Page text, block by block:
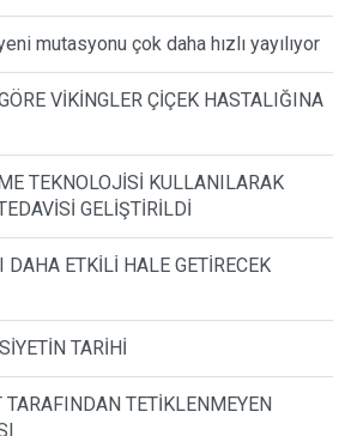
mutasyonu çok daha hızlı yayılıyor
VİKİNGLER ÇİÇEK HASTALIĞINA
TEKNOLOJİSİ KULLANILARAK
GELİŞTİRİLDİ
ETKİLİ HALE GETİRECEK
TARİHİ
TETİKLENMEYEN